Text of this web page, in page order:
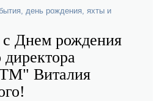
, день рождения, яхты и
с Днем рождения
директора
Виталия